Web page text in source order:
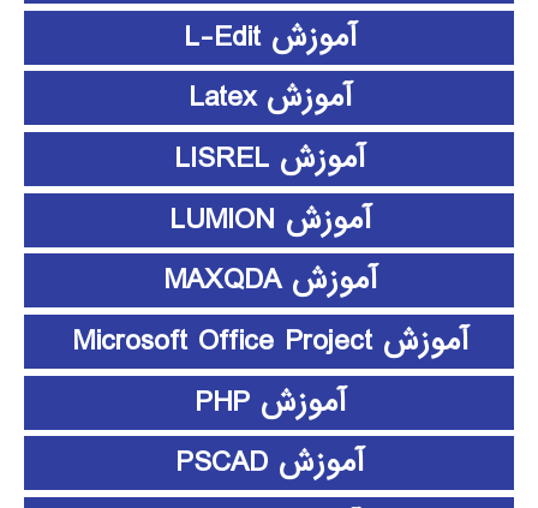
آموزش L-Edit
آموزش Latex
آموزش LISREL
آموزش LUMION
آموزش MAXQDA
آموزش Microsoft Office Project
آموزش PHP
آموزش PSCAD